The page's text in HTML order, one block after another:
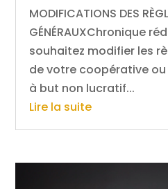
MODIFICATIONS DES
GÉNÉRAUXChronique
souhaitez modifier les
de votre coopérative
à but non lucratif...
Lire la suite